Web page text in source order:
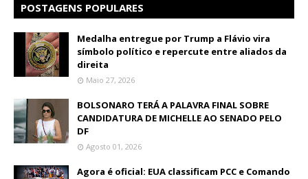
POSTAGENS POPULARES
Medalha entregue por Trump a Flávio vira
símbolo político e repercute entre aliados da
direita
Maio 27, 2026
BOLSONARO TERÁ A PALAVRA FINAL SOBRE
CANDIDATURA DE MICHELLE AO SENADO PELO
DF
Agosto 01, 2026
Agora é oficial: EUA classificam PCC e Comando